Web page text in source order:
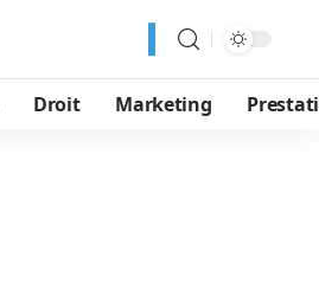
Droit Marketing